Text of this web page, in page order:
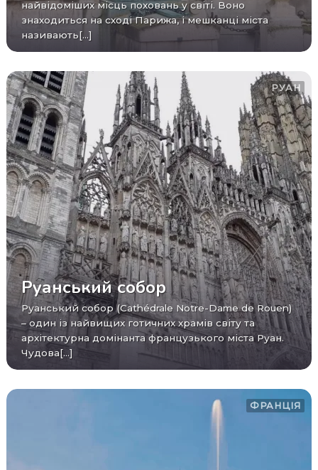
найвідоміших місць поховань у світі. Воно
знаходиться на сході Парижа, і мешканці міста
називають[...]
РУАН
Руанський собор
Руанський собор (Cathédrale Notre-Dame de Rouen)
– один із найвищих готичних храмів світу та
архітектурна домінанта французького міста Руан.
Чудова[...]
ФРАНЦІЯ